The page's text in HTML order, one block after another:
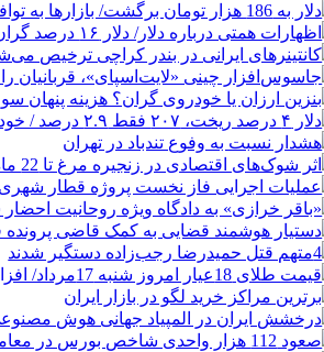
دلار به 186 هزار تومان برگشت/ بازارها به توافق احتمالی هرمز چه واکنشی نشان دادند؟
اظهارات همتی درباره دلار/ دلار ۱۶ درصد گران شده؛ این افزایش طبیعی است
کانتینرهای ایرانی در بندر کراچی ترخیص می‌شود| تخفیف ۸۰ درصدی برای
جاسوس‌افزار چینی «لایت‌اسپای»، قربانیان را در ۱۳ کشور ازجمله آمریکا
بنزین ارزان یا خودروی گران؟ هزینه
دلار ۴ درصد ریخت، ۲۰۷ فقط ۲.۹ درصد / خودرو زیر فشار دلار کوتاه می‌آید؟
هشدار نسبت به وفوع تندباد در تهران
اثر شوک‌های اقتصادی در زنجیره مرغ تا 22 ماه باقی می‌ماند
عملیات اجرایی فاز نخست پروژه قطار
«باقر خرازی» به دادگاه ویژه روحانیت
دستیار هوشمند قضایی به کمک قاضی پرونده
4متهم قتل حمیدرضا رجب‌زاده دستگیر شدند
قیمت طلای 18عیار امروز شنبه 17مرداد/ افزایش قیمت + جدول و جزئیات
برترین مراکز خرید لگو در بازار ایران
درخشش ایران در المپیاد جهانی هوش
صعود 112 هزار واحدی شاخص بورس در معاملات امروز